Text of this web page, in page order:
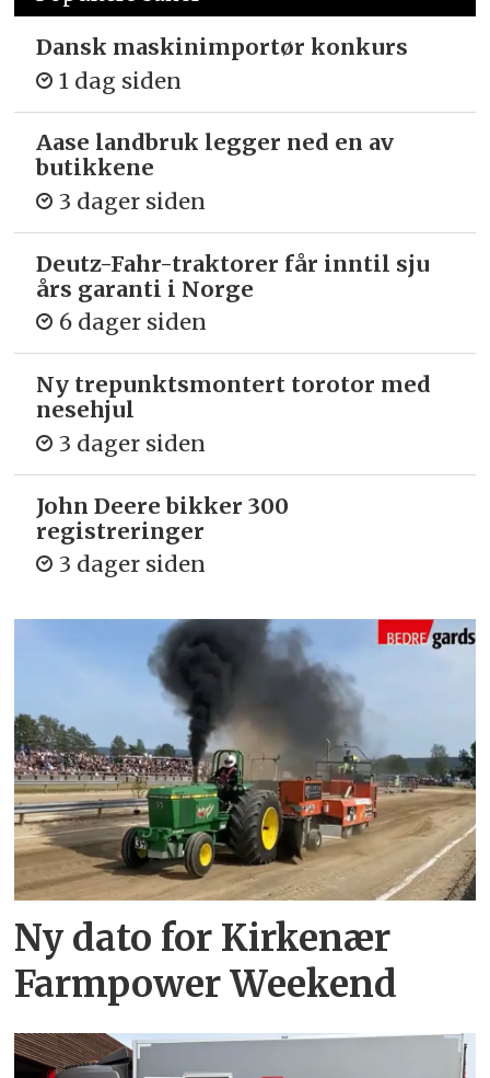
Dansk maskinimportør konkurs
1 dag siden
Aase landbruk legger ned en av
butikkene
3 dager siden
Deutz-Fahr-traktorer får inntil sju
års garanti i Norge
6 dager siden
Ny trepunkts­montert torotor med
nesehjul
3 dager siden
John Deere bikker 300
registreringer
3 dager siden
Ny dato for Kirkenær
Farmpower Weekend